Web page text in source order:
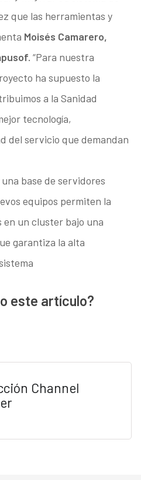
que las herramientas y
Moisés Camarero,
“Para nuestra
ha supuesto la
a la Sanidad
tecnología,
del servicio que demandan
base de servidores
equipos permiten la
en un cluster bajo una
garantiza la alta
este artículo?
Channel